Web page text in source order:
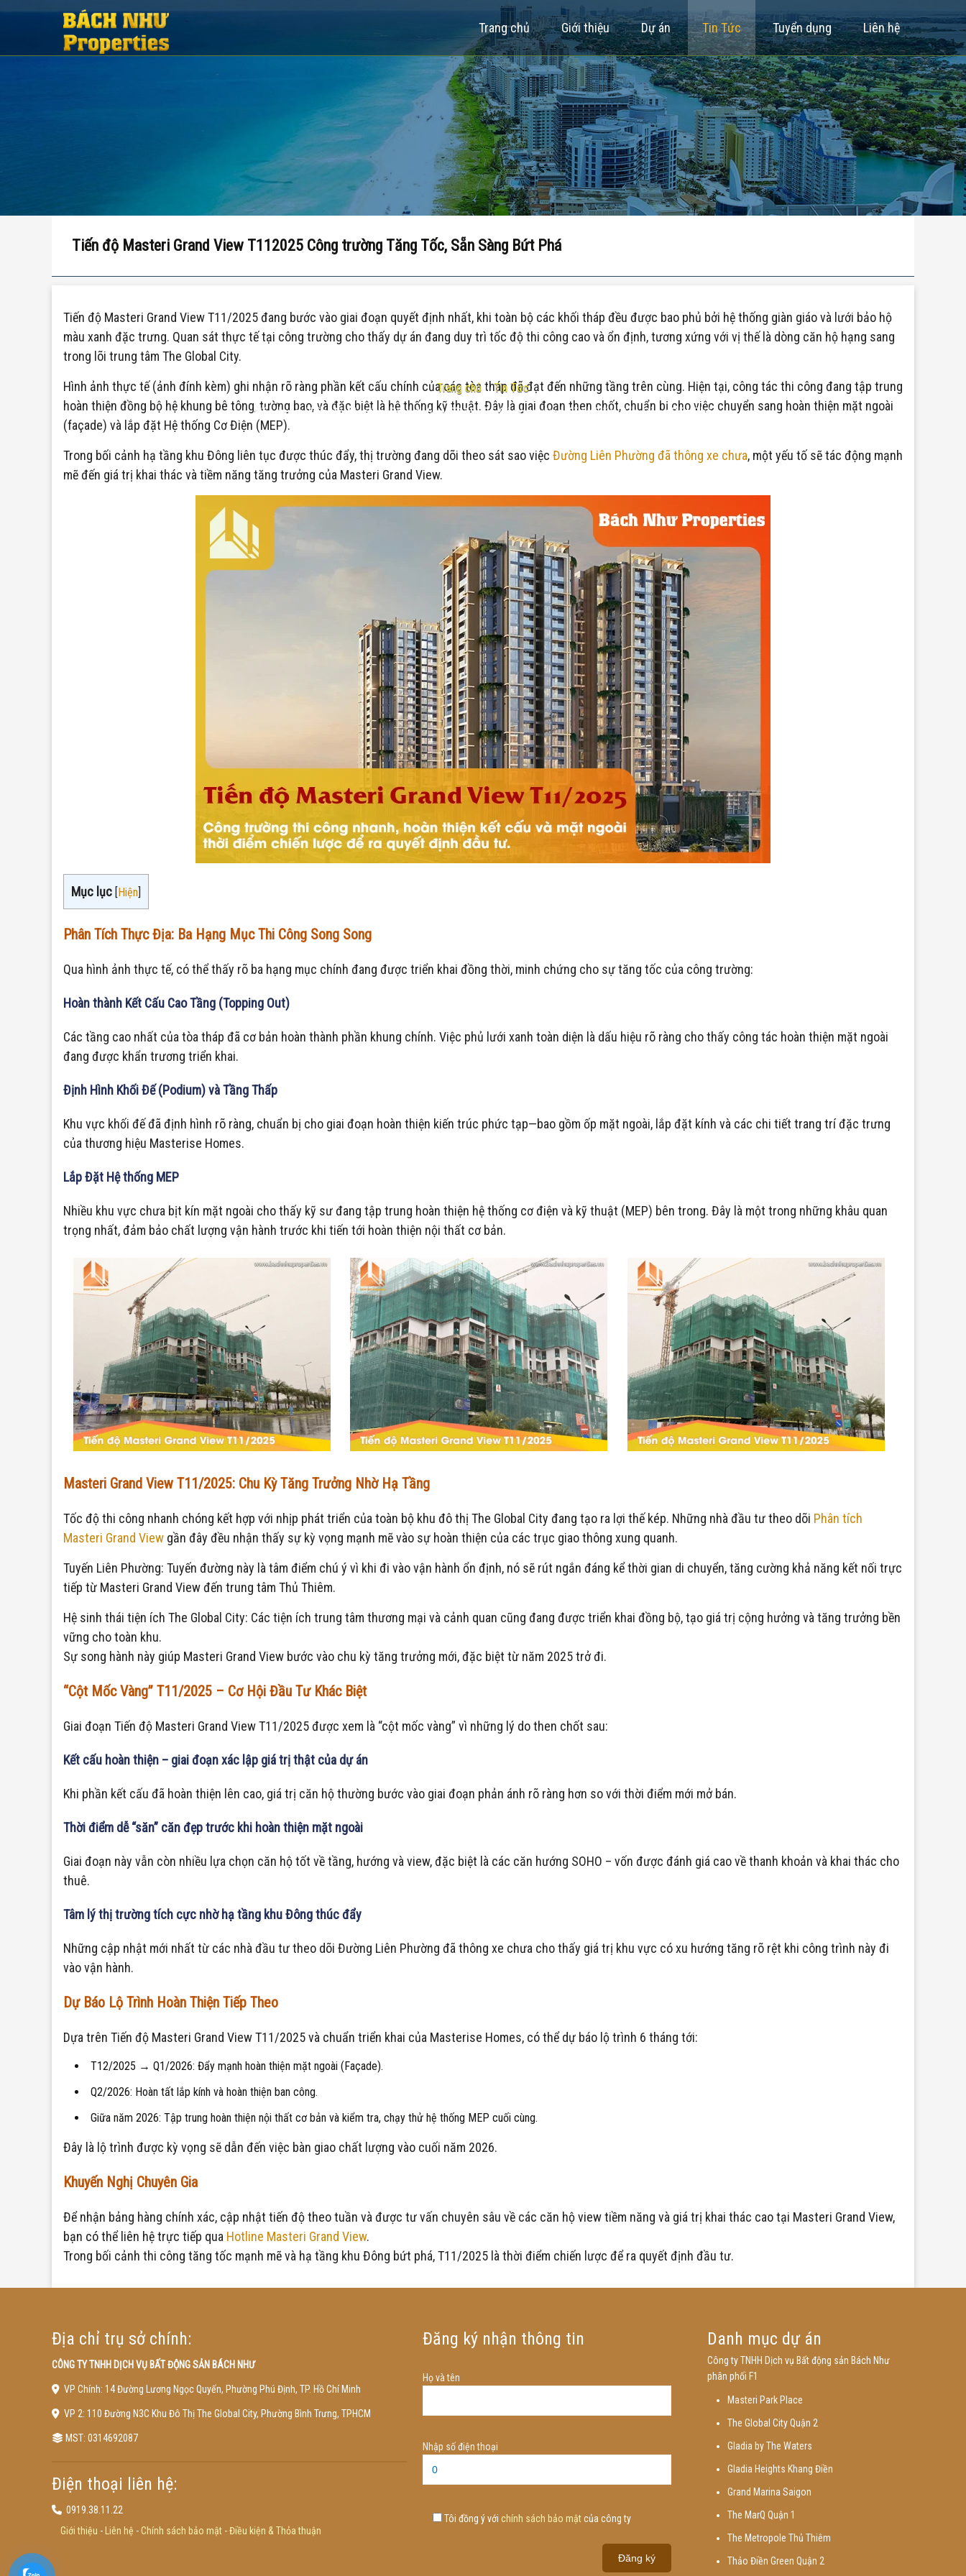
Trang chủ Giới thiệu Dự án Tin Tức Tuyển dụng Liên hệ
Trang chủ -Tin Tức
Nội dung: Tiến độ Masteri Grand View T112025 Công trường Tăng Tốc, Sẵn Sàng Bứt Phá
Tiến độ Masteri Grand View T112025 Công trường Tăng Tốc, Sẵn Sàng Bứt Phá
Tiến độ Masteri Grand View T11/2025 đang bước vào giai đoạn quyết định nhất, khi toàn bộ các khối tháp đều được bao phủ bởi hệ thống giàn giáo và lưới bảo hộ
màu xanh đặc trưng. Quan sát thực tế tại công trường cho thấy dự án đang duy trì tốc độ thi công cao và ổn định, tương xứng với vị thế là dòng căn hộ hạng sang
trong lõi trung tâm The Global City.
Hình ảnh thực tế (ảnh đính kèm) ghi nhận rõ ràng phần kết cấu chính của các tòa tháp đã đạt đến những tầng trên cùng. Hiện tại, công tác thi công đang tập trung
hoàn thiện đồng bộ hệ khung bê tông, tường bao, và đặc biệt là hệ thống kỹ thuật. Đây là giai đoạn then chốt, chuẩn bị cho việc chuyển sang hoàn thiện mặt ngoài
(façade) và lắp đặt Hệ thống Cơ Điện (MEP).
Trong bối cảnh hạ tầng khu Đông liên tục được thúc đẩy, thị trường đang dõi theo sát sao việc Đường Liên Phường đã thông xe chưa, một yếu tố sẽ tác động mạnh
mẽ đến giá trị khai thác và tiềm năng tăng trưởng của Masteri Grand View.
Mục lục [Hiện]
Phân Tích Thực Địa: Ba Hạng Mục Thi Công Song Song
Qua hình ảnh thực tế, có thể thấy rõ ba hạng mục chính đang được triển khai đồng thời, minh chứng cho sự tăng tốc của công trường:
Hoàn thành Kết Cấu Cao Tầng (Topping Out)
Các tầng cao nhất của tòa tháp đã cơ bản hoàn thành phần khung chính. Việc phủ lưới xanh toàn diện là dấu hiệu rõ ràng cho thấy công tác hoàn thiện mặt ngoài
đang được khẩn trương triển khai.
Định Hình Khối Đế (Podium) và Tầng Thấp
Khu vực khối đế đã định hình rõ ràng, chuẩn bị cho giai đoạn hoàn thiện kiến trúc phức tạp—bao gồm ốp mặt ngoài, lắp đặt kính và các chi tiết trang trí đặc trưng
của thương hiệu Masterise Homes.
Lắp Đặt Hệ thống MEP
Nhiều khu vực chưa bịt kín mặt ngoài cho thấy kỹ sư đang tập trung hoàn thiện hệ thống cơ điện và kỹ thuật (MEP) bên trong. Đây là một trong những khâu quan
trọng nhất, đảm bảo chất lượng vận hành trước khi tiến tới hoàn thiện nội thất cơ bản.
Masteri Grand View T11/2025: Chu Kỳ Tăng Trưởng Nhờ Hạ Tầng
Tốc độ thi công nhanh chóng kết hợp với nhịp phát triển của toàn bộ khu đô thị The Global City đang tạo ra lợi thế kép. Những nhà đầu tư theo dõi Phân tích
Masteri Grand View gần đây đều nhận thấy sự kỳ vọng mạnh mẽ vào sự hoàn thiện của các trục giao thông xung quanh.
Tuyến Liên Phường: Tuyến đường này là tâm điểm chú ý vì khi đi vào vận hành ổn định, nó sẽ rút ngắn đáng kể thời gian di chuyển, tăng cường khả năng kết nối trực
tiếp từ Masteri Grand View đến trung tâm Thủ Thiêm.
Hệ sinh thái tiện ích The Global City: Các tiện ích trung tâm thương mại và cảnh quan cũng đang được triển khai đồng bộ, tạo giá trị cộng hưởng và tăng trưởng bền
vững cho toàn khu.
Sự song hành này giúp Masteri Grand View bước vào chu kỳ tăng trưởng mới, đặc biệt từ năm 2025 trở đi.
“Cột Mốc Vàng” T11/2025 – Cơ Hội Đầu Tư Khác Biệt
Giai đoạn Tiến độ Masteri Grand View T11/2025 được xem là “cột mốc vàng” vì những lý do then chốt sau:
Kết cấu hoàn thiện – giai đoạn xác lập giá trị thật của dự án
Khi phần kết cấu đã hoàn thiện lên cao, giá trị căn hộ thường bước vào giai đoạn phản ánh rõ ràng hơn so với thời điểm mới mở bán.
Thời điểm dễ “săn” căn đẹp trước khi hoàn thiện mặt ngoài
Giai đoạn này vẫn còn nhiều lựa chọn căn hộ tốt về tầng, hướng và view, đặc biệt là các căn hướng SOHO – vốn được đánh giá cao về thanh khoản và khai thác cho
thuê.
Tâm lý thị trường tích cực nhờ hạ tầng khu Đông thúc đẩy
Những cập nhật mới nhất từ các nhà đầu tư theo dõi Đường Liên Phường đã thông xe chưa cho thấy giá trị khu vực có xu hướng tăng rõ rệt khi công trình này đi
vào vận hành.
Dự Báo Lộ Trình Hoàn Thiện Tiếp Theo
Dựa trên Tiến độ Masteri Grand View T11/2025 và chuẩn triển khai của Masterise Homes, có thể dự báo lộ trình 6 tháng tới:
T12/2025 → Q1/2026: Đẩy mạnh hoàn thiện mặt ngoài (Façade).
Q2/2026: Hoàn tất lắp kính và hoàn thiện ban công.
Giữa năm 2026: Tập trung hoàn thiện nội thất cơ bản và kiểm tra, chạy thử hệ thống MEP cuối cùng.
Đây là lộ trình được kỳ vọng sẽ dẫn đến việc bàn giao chất lượng vào cuối năm 2026.
Khuyến Nghị Chuyên Gia
Để nhận bảng hàng chính xác, cập nhật tiến độ theo tuần và được tư vấn chuyên sâu về các căn hộ view tiềm năng và giá trị khai thác cao tại Masteri Grand View,
bạn có thể liên hệ trực tiếp qua Hotline Masteri Grand View.
Trong bối cảnh thi công tăng tốc mạnh mẽ và hạ tầng khu Đông bứt phá, T11/2025 là thời điểm chiến lược để ra quyết định đầu tư.
Địa chỉ trụ sở chính:
CÔNG TY TNHH DỊCH VỤ BẤT ĐỘNG SẢN BÁCH NHƯ
VP Chính: 14 Đường Lương Ngọc Quyến, Phường Phú Định, TP. Hồ Chí Minh
VP 2: 110 Đường N3C Khu Đô Thị The Global City, Phường Bình Trưng, TPHCM
MST: 0314692087
Điện thoại liên hệ:
0919.38.11.22
Giới thiệu - Liên hệ - Chính sách bảo mật -Điều kiện & Thỏa thuận
Đăng ký nhận thông tin
Họ và tên
Nhập số điện thoại
Tôi đồng ý với chính sách bảo mậtcủa công ty
Danh mục dự án
Công ty TNHH Dịch vụ Bất động sản Bách Như
phân phối F1
Masteri Park Place
The Global City Quận 2
Gladia by The Waters
Gladia Heights Khang Điền
Grand Marina Saigon
The MarQ Quận 1
The Metropole Thủ Thiêm
Thảo Điền Green Quận 2